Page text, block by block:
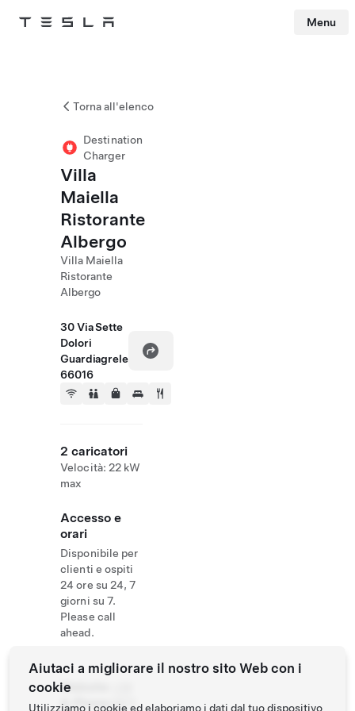
Tesla Menu
Torna all'elenco
Destination
Charger
Villa
Maiella
Ristorante
Albergo
Villa Maiella
Ristorante
Albergo
30 Via Sette
Dolori
Guardiagrele
66016
2 caricatori
Velocità: 22 kW
max
Accesso e
orari
Disponibile per
clienti e ospiti
24 ore su 24, 7
giorni su 7.
Please call
ahead.
Website
& Phone 0871
Aiutaci a migliorare il nostro sito Web con i
cookie
Utilizziamo i cookie ed elaboriamo i dati dal tuo dispositivo